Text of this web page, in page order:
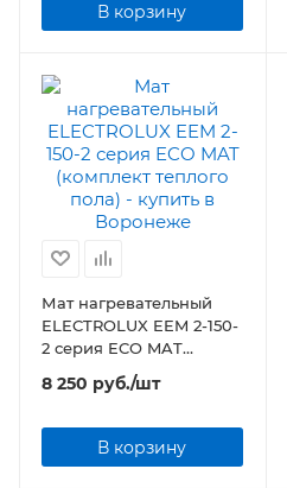
В корзину
Мат нагревательный
ELECTROLUX EEM 2-150-
2 серия ECO MAT
(комплект теплого пола)
8 250 руб./шт
В корзину